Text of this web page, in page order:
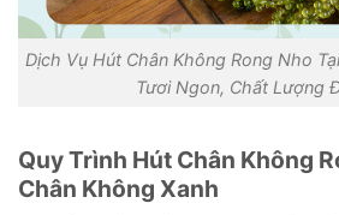
Dịch Vụ Hút Chân Không Rong Nho
Tươi Ngon, Chất Lượng
Quy Trình Hút Chân Không
Chân Không Xanh